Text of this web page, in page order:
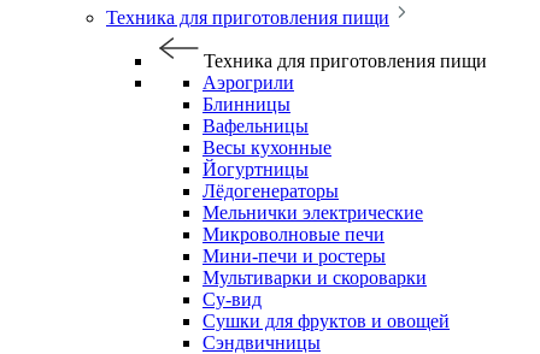
Техника для приготовления пищи
Техника для приготовления пищи
Аэрогрили
Блинницы
Вафельницы
Весы кухонные
Йогуртницы
Лёдогенераторы
Мельнички электрические
Микроволновые печи
Мини-печи и ростеры
Мультиварки и скороварки
Су-вид
Сушки для фруктов и овощей
Сэндвичницы